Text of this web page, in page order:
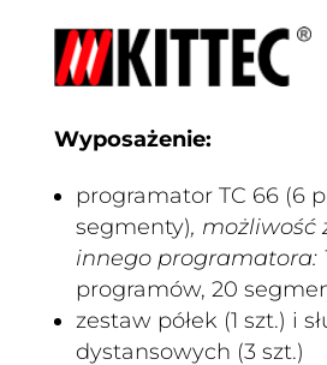
Wyposażenie:
programator TC 66 (6
segmenty), możliwość
innego programatora:
programów, 20
zestaw półek (1 szt.) i
dystansowych (3 szt.)